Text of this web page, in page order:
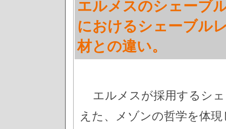
エルメスのシェーブ
におけるシェーブル
材との違い。
エルメスが採用するシ
えた、メゾンの哲学を体